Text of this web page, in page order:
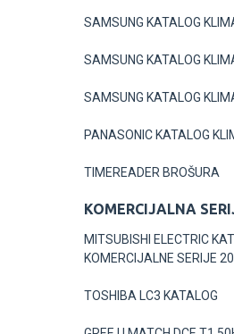
SAMSUNG KATALOG
SAMSUNG KATALOG
SAMSUNG KATALOG
PANASONIC KATALOG
TIMEREADER BROŠURA
KOMERCIJALNA
MITSUBISHI ELECTRIC
KOMERCIJALNE SERIJE
TOSHIBA LC3 KATALOG